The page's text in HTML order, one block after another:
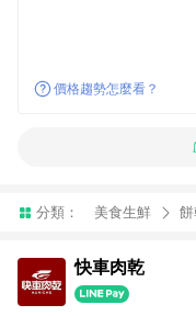
價格趨勢怎麼看？
分類： 美食生鮮
快車肉乾